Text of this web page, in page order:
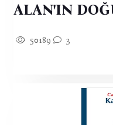
ALAN'IN
50189 3